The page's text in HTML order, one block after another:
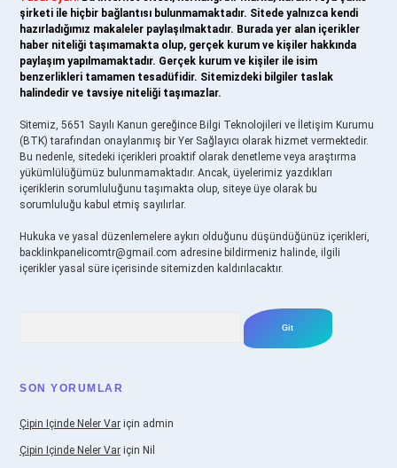
şirketi ile hiçbir bağlantısı bulunmamaktadır. Sitede yalnızca kendi
hazırladığımız makaleler paylaşılmaktadır. Burada yer alan içerikler
haber niteliği taşımamakta olup, gerçek kurum ve kişiler hakkında
paylaşım yapılmamaktadır. Gerçek kurum ve kişiler ile isim
benzerlikleri tamamen tesadüfidir. Sitemizdeki bilgiler taslak
halindedir ve tavsiye niteliği taşımazlar.
Sitemiz, 5651 Sayılı Kanun gereğince Bilgi Teknolojileri ve İletişim Kurumu
(BTK) tarafından onaylanmış bir Yer Sağlayıcı olarak hizmet vermektedir.
Bu nedenle, sitedeki içerikleri proaktif olarak denetleme veya araştırma
yükümlülüğümüz bulunmamaktadır. Ancak, üyelerimiz yazdıkları
içeriklerin sorumluluğunu taşımakta olup, siteye üye olarak bu
sorumluluğu kabul etmiş sayılırlar.
Hukuka ve yasal düzenlemelere aykırı olduğunu düşündüğünüz içerikleri,
backlinkpanelicomtr@gmail.com adresine bildirmeniz halinde, ilgili
içerikler yasal süre içerisinde sitemizden kaldırılacaktır.
SON YORUMLAR
Çipin Içinde Neler Var için admin
Çipin Içinde Neler Var için Nil